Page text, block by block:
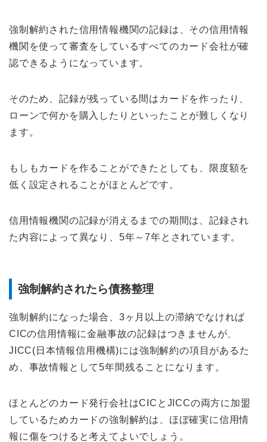
強制解約された信用情報機関の記録は、その信用情報
機関を使って審査をしているすべてのカード会社が確
認できるようになっています。
そのため、記録が残っている間はカードを作ったり、
ローンで何かを購入したりといったことが難しくなり
ます。
もしもカードを作ることができたとしても、限度額を
低く設定されることがほとんどです。
信用情報機関の記録が消えるまでの期間は、記録され
た内容によって異なり、5年～7年とされています。
強制解約されたら債務整理
強制解約になった場合、3ヶ月以上の滞納でなければ
CICの信用情報に金融事故の記録はつきませんが、
JICC(日本情報信用機構)には強制解約の項目があるた
め、事故情報として5年間残ることになります。
ほとんどのカード発行会社はCICとJICCの両方に加盟
しているためカードの強制解約は、ほぼ確実に信用情
報に傷をつけると考えてよいでしょう。